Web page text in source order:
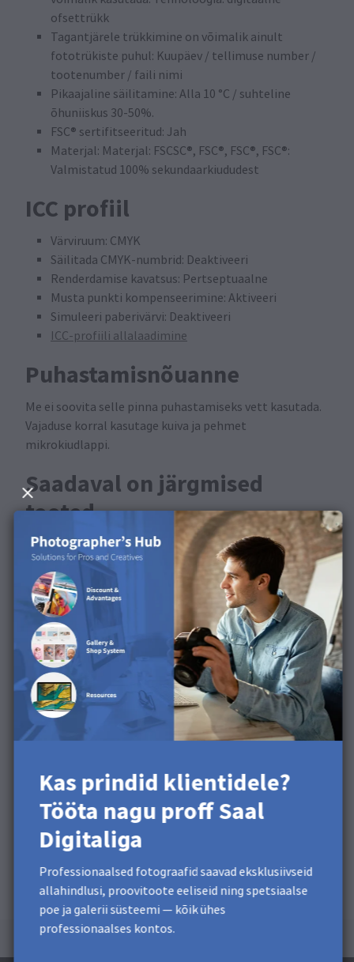
ofsettrükk
Tagantjärele trükkimine on võimalik ainult
fototrükiste puhul: Kuupäev / tellimuse number /
tootenumber / faili nimi
Pikaajaline säilitamine: Alla 10 °C / suhteline
õhuniiskus 30-50%.
FSC® sertifitseeritud: Jah
Materjal: Materjal: FSCSC®, FSC®, FSC®, FSC®:
Valmistatud 100% sekundaarkiududest
ICC profiil
Värviruum: CMYK
Säilitada CMYK-numbrid: Deaktiveeri
Renderdamise kavatsus: Pertseptuaalne
Musta punkti kompenseerimine: Aktiveeri
Simuleeri paberivärvi: Deaktiveeri
ICC-profiili allalaadimine
Puhastamisnõuanne
Me ei soovita selle pinna puhastamiseks vett kasutada.
Vajaduse korral kasutage kuiva ja pehmet
mikrokiudlappi.
Saadaval on järgmised
tooted
See pind on saadaval portfoolioalbumite, fotoprintide,
fotokleebiste ja fotokomplektide jaoks.
Tutvuge pinnaga meie
tootevideos
Kas prindid klientidele?
Tööta nagu proff Saal
Digitaliga
Professionaalsed fotograafid saavad eksklusiivseid
allahindlusi, proovitoote eeliseid ning spetsiaalse
poe ja galerii süsteemi — kõik ühes
professionaalses kontos.